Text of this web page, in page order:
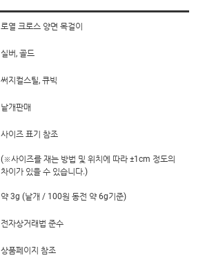
로열 크로스 양면 목걸이
실버, 골드
써지컬스틸, 큐빅
낱개판매
사이즈 표기 참조
(※사이즈를 재는 방법 및 위치에 따라 ±1cm 정도의
차이가 있을 수 있습니다.)
약 3g (낱개 / 100원 동전 약 6g기준)
전자상거래법 준수
상품페이지 참조